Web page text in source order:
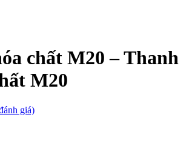
chất M20 – Thanh
M20
giá)